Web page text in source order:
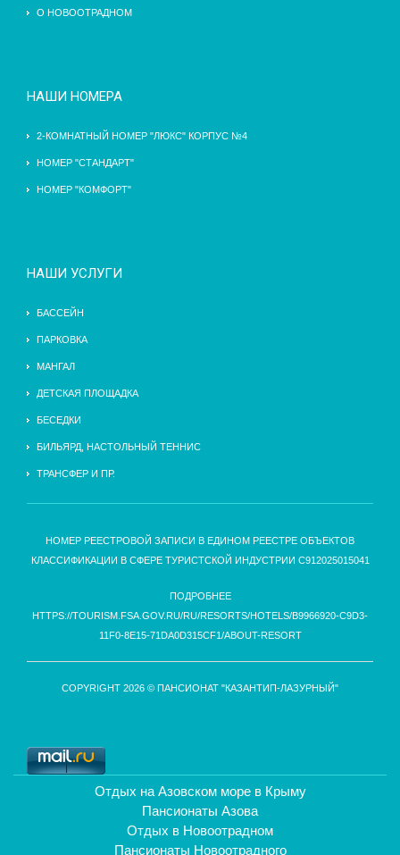
О НОВООТРАДНОМ
НАШИ НОМЕРА
2-КОМНАТНЫЙ НОМЕР "ЛЮКС" КОРПУС №4
НОМЕР "СТАНДАРТ"
НОМЕР "КОМФОРТ"
НАШИ УСЛУГИ
БАССЕЙН
ПАРКОВКА
МАНГАЛ
ДЕТСКАЯ ПЛОЩАДКА
БЕСЕДКИ
БИЛЬЯРД, НАСТОЛЬНЫЙ ТЕННИС
ТРАНСФЕР И ПР.
НОМЕР РЕЕСТРОВОЙ ЗАПИСИ В ЕДИНОМ РЕЕСТРЕ ОБЪЕКТОВ
КЛАССИФИКАЦИИ В СФЕРЕ ТУРИСТСКОЙ ИНДУСТРИИ С912025015041
ПОДРОБНЕЕ
HTTPS://TOURISM.FSA.GOV.RU/RU/RESORTS/HOTELS/B9966920-C9D3-
11F0-8E15-71DA0D315CF1/ABOUT-RESORT
COPYRIGHT 2026 © ПАНСИОНАТ "КАЗАНТИП-ЛАЗУРНЫЙ"
Отдых на Азовском море в Крыму
Пансионаты Азова
Отдых в Новоотрадном
Пансионаты Новоотрадного